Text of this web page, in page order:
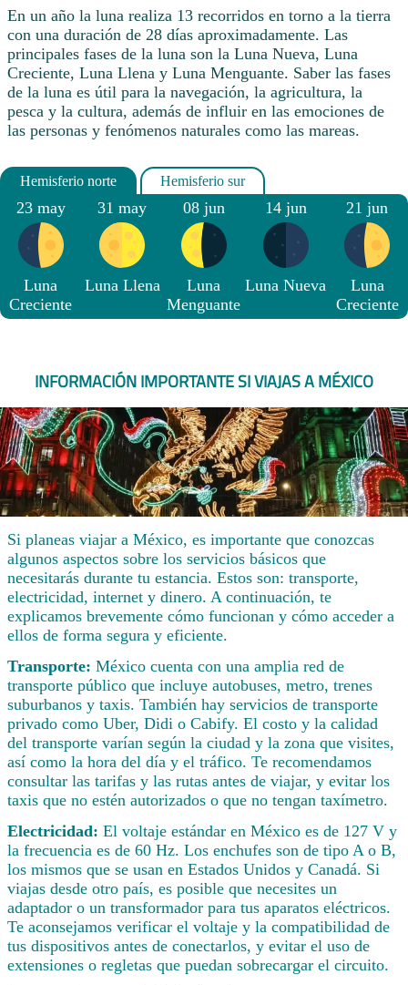
En un año la luna realiza 13 recorridos en torno a la tierra
con una duración de 28 días aproximadamente. Las
principales fases de la luna son la Luna Nueva, Luna
Creciente, Luna Llena y Luna Menguante. Saber las fases
de la luna es útil para la navegación, la agricultura, la
pesca y la cultura, además de influir en las emociones de
las personas y fenómenos naturales como las mareas.
23 may
Luna
Creciente
31 may
Luna Llena
08 jun
Luna
Menguante
14 jun
Luna Nueva
21 jun
Luna
Creciente
INFORMACIÓN IMPORTANTE SI VIAJAS A MÉXICO
Si planeas viajar a México, es importante que conozcas
algunos aspectos sobre los servicios básicos que
necesitarás durante tu estancia. Estos son: transporte,
electricidad, internet y dinero. A continuación, te
explicamos brevemente cómo funcionan y cómo acceder a
ellos de forma segura y eficiente.
Transporte: México cuenta con una amplia red de
transporte público que incluye autobuses, metro, trenes
suburbanos y taxis. También hay servicios de transporte
privado como Uber, Didi o Cabify. El costo y la calidad
del transporte varían según la ciudad y la zona que visites,
así como la hora del día y el tráfico. Te recomendamos
consultar las tarifas y las rutas antes de viajar, y evitar los
taxis que no estén autorizados o que no tengan taxímetro.
Electricidad: El voltaje estándar en México es de 127 V y
la frecuencia es de 60 Hz. Los enchufes son de tipo A o B,
los mismos que se usan en Estados Unidos y Canadá. Si
viajas desde otro país, es posible que necesites un
adaptador o un transformador para tus aparatos eléctricos.
Te aconsejamos verificar el voltaje y la compatibilidad de
tus dispositivos antes de conectarlos, y evitar el uso de
extensiones o regletas que puedan sobrecargar el circuito.